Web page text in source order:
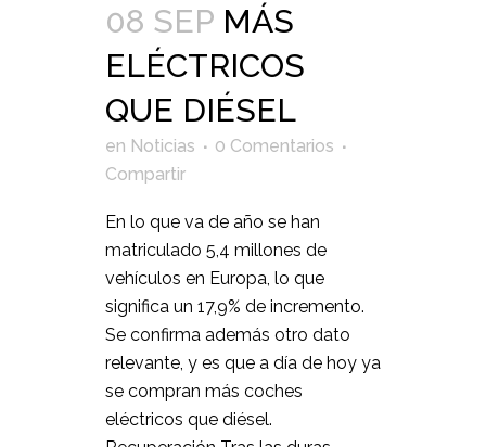
08 SEP MÁS
ELÉCTRICOS
QUE DIÉSEL
en Noticias
0 Comentarios
Compartir
En lo que va de año se han
matriculado 5,4 millones de
vehículos en Europa, lo que
significa un 17,9% de incremento.
Se confirma además otro dato
relevante, y es que a día de hoy ya
se compran más coches
eléctricos que diésel.